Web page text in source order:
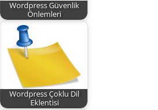
Wordpress Güvenlik
Önlemleri
Wordpress Çoklu Dil
Eklentisi